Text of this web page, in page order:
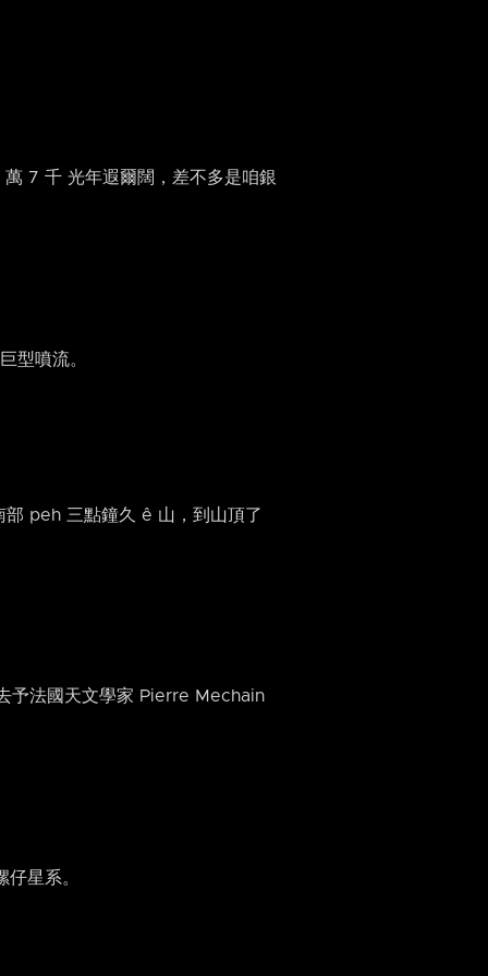
7 千 光年遐爾闊，差不多是咱銀
型噴流。
peh 三點鐘久 ê 山，到山頂了
予法國天文學家 Pierre Mechain
星系。